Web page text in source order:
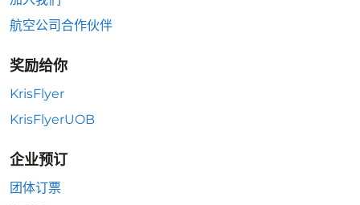
航空公司合作伙伴
奖励给你
KrisFlyer
KrisFlyerUOB
企业预订
团体订票